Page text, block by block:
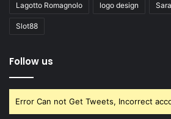
Lagotto Romagnolo logo design
Slot88
Follow us
Error Can not Get Tweets, Incorrect